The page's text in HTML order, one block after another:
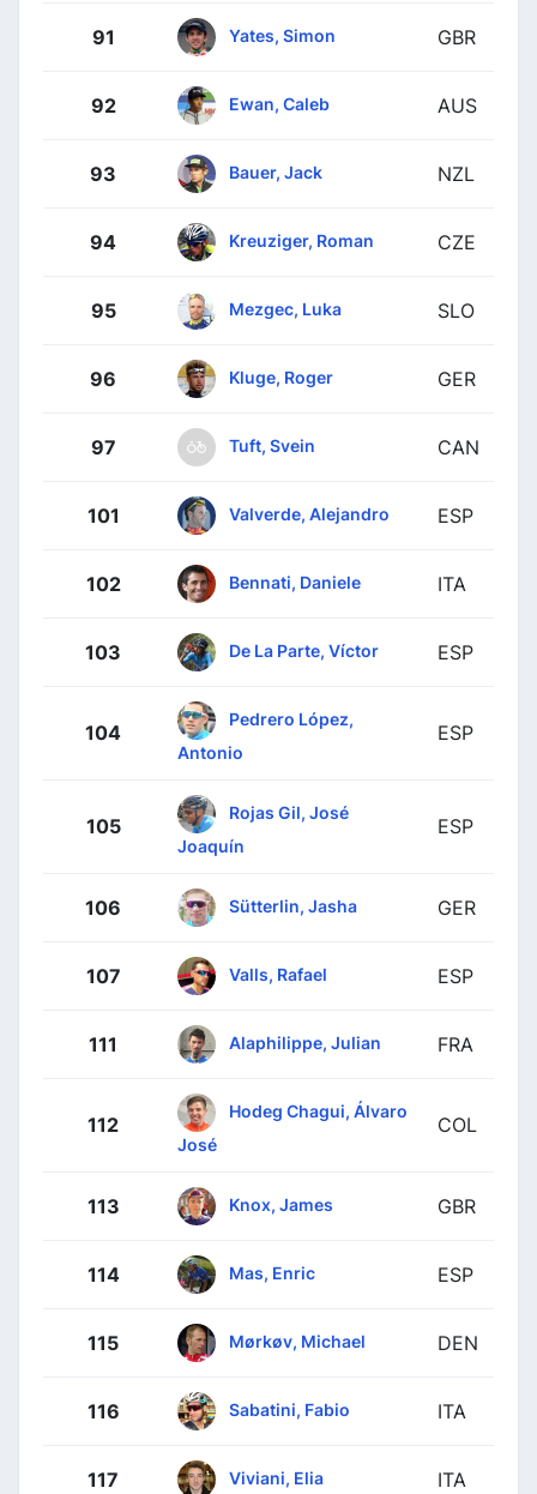
91 Yates, Simon GBR
92 Ewan, Caleb AUS
93 Bauer, Jack NZL
94 Kreuziger, Roman CZE
95 Mezgec, Luka SLO
96 Kluge, Roger GER
97 Tuft, Svein CAN
101 Valverde, Alejandro ESP
102 Bennati, Daniele ITA
103 De La Parte, Víctor ESP
104
Pedrero López,
Antonio
ESP
105
Rojas Gil, José
Joaquín
ESP
106 Sütterlin, Jasha GER
107 Valls, Rafael ESP
111 Alaphilippe, Julian FRA
112
Hodeg Chagui, Álvaro
José
COL
113 Knox, James GBR
114 Mas, Enric ESP
115 Mørkøv, Michael DEN
116 Sabatini, Fabio ITA
117 Viviani, Elia ITA